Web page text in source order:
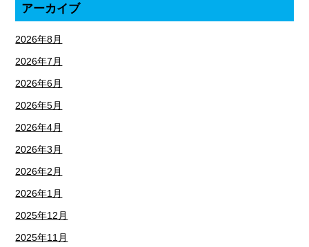
アーカイブ
2026年8月
2026年7月
2026年6月
2026年5月
2026年4月
2026年3月
2026年2月
2026年1月
2025年12月
2025年11月